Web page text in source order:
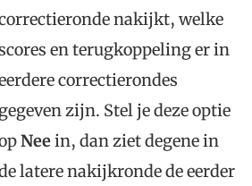
nakijkt, welke
en terugkoppeling er in
correctierondes
gegeven zijn. Stel je deze optie
Neein, dan ziet degene in
latere nakijkronde de eerder